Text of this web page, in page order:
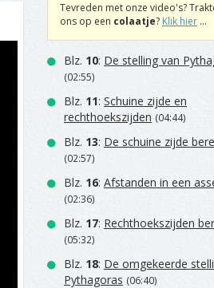
Tevreden met onze video's?
ons op een colaatje? Klik hier ...
Blz. 10: De stelling van
(02:55)
Blz. 11: Schuine zijde en
rechthoekszijden (04:44)
Blz. 13: De schuine zijde
(02:57)
Blz. 16: Afstanden in een
(02:36)
Blz. 17: Rechthoekszijden
(05:32)
Blz. 18: De omgekeerde
Pythagoras (06:40)